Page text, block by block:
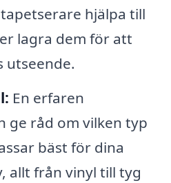
hjälpa till
lagra dem för att
utseende.
En erfaren
ge råd om vilken typ
bäst för dina
allt från vinyl till tyg